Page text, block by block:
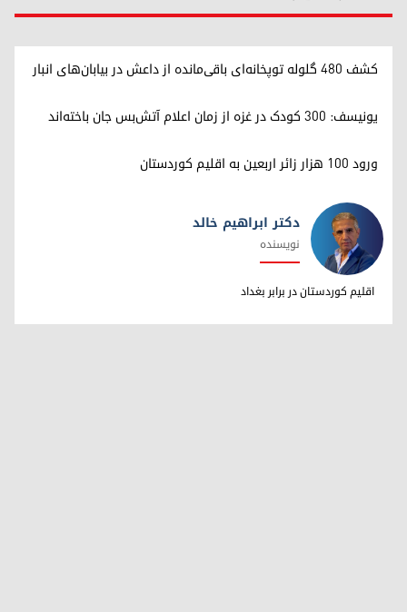
کشف ۴۸۰ گلوله توپخانه‌ای باقی‌مانده از داعش در بیابان‌های انبار
یونیسف: ۳۰۰ کودک در غزه از زمان اعلام آتش‌بس جان باخته‌اند
ورود ۱۰۰ هزار زائر اربعین به اقلیم کوردستان
دکتر ابراهیم خالد
دکتر ابراهیم خالد
نویسنده
اقلیم کوردستان در برابر بغداد